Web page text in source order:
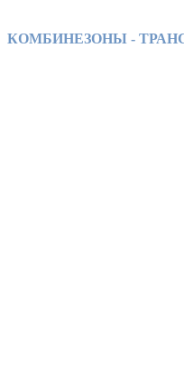
КОМБИНЕЗОНЫ -